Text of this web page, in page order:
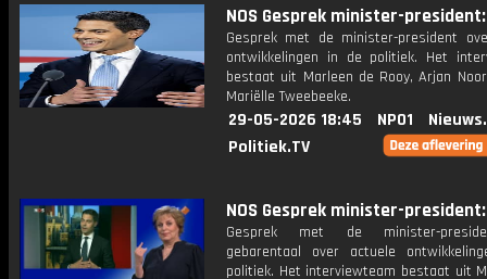
NOS Gesprek minister-
Gesprek met de minister-president
ontwikkelingen in de politiek. Het
bestaat uit Marleen de Rooy, Arjan
Mariëlle Tweebeeke.
29-05-2026 18:45 NPO1
Politiek.TV
NOS Gesprek minister-
Gesprek met de minister-
gebarentaal over actuele
politiek. Het interviewteam bestaat uit